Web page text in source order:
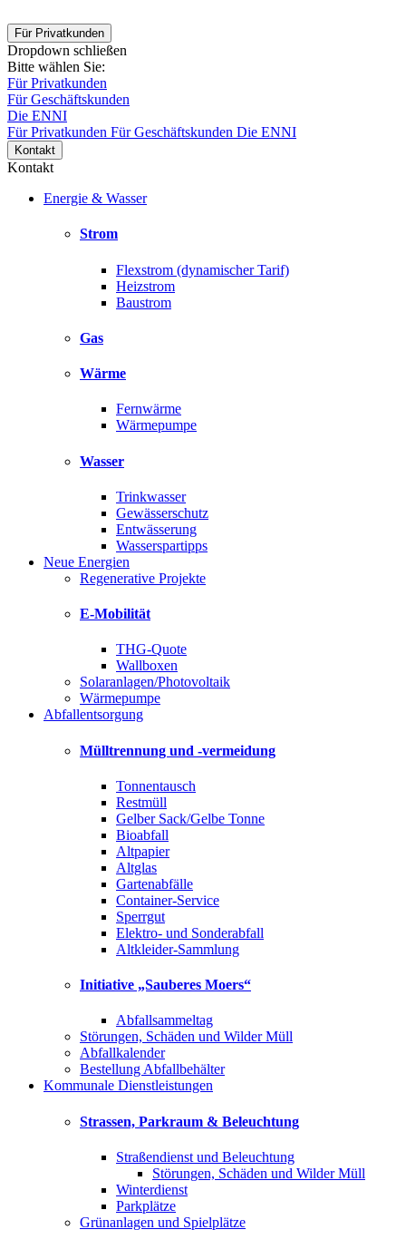
Für Privatkunden
Dropdown schließen
Bitte wählen Sie:
Für Privatkunden
Für Geschäftskunden
Die ENNI
Für Privatkunden Für Geschäftskunden Die ENNI
Kontakt
Kontakt
Energie & Wasser
Strom
Flexstrom (dynamischer Tarif)
Heizstrom
Baustrom
Gas
Wärme
Fernwärme
Wärmepumpe
Wasser
Trinkwasser
Gewässerschutz
Entwässerung
Wasserspartipps
Neue Energien
Regenerative Projekte
E-Mobilität
THG-Quote
Wallboxen
Solaranlagen/Photovoltaik
Wärmepumpe
Abfallentsorgung
Mülltrennung und -vermeidung
Tonnentausch
Restmüll
Gelber Sack/Gelbe Tonne
Bioabfall
Altpapier
Altglas
Gartenabfälle
Container-Service
Sperrgut
Elektro- und Sonderabfall
Altkleider-Sammlung
Initiative „Sauberes Moers“
Abfallsammeltag
Störungen, Schäden und Wilder Müll
Abfallkalender
Bestellung Abfallbehälter
Kommunale Dienstleistungen
Strassen, Parkraum & Beleuchtung
Straßendienst und Beleuchtung
Störungen, Schäden und Wilder Müll
Winterdienst
Parkplätze
Grünanlagen und Spielplätze